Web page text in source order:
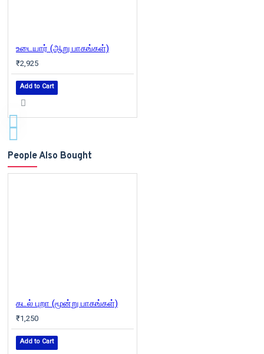
உடையார் (ஆறு பாகங்கள்)
₹2,925
Add to Cart
People Also Bought
கடல் புறா (மூன்று பாகங்கள்)
₹1,250
Add to Cart